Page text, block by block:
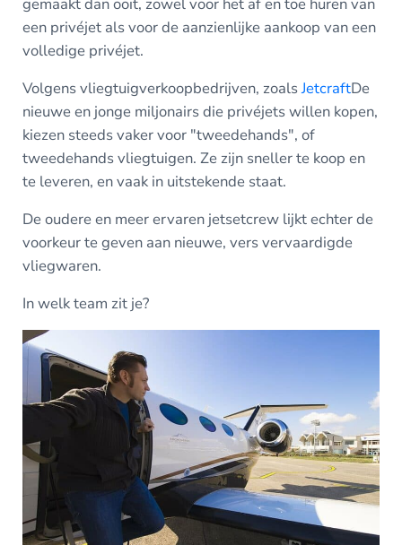
gemaakt dan ooit, zowel voor het af en toe huren van
een privéjet als voor de aanzienlijke aankoop van een
volledige privéjet.
Volgens vliegtuigverkoopbedrijven, zoalsJetcraftDe
nieuwe en jonge miljonairs die privéjets willen kopen,
kiezen steeds vaker voor "tweedehands", of
tweedehands vliegtuigen. Ze zijn sneller te koop en
te leveren, en vaak in uitstekende staat.
De oudere en meer ervaren jetsetcrew lijkt echter de
voorkeur te geven aan nieuwe, vers vervaardigde
vliegwaren.
In welk team zit je?